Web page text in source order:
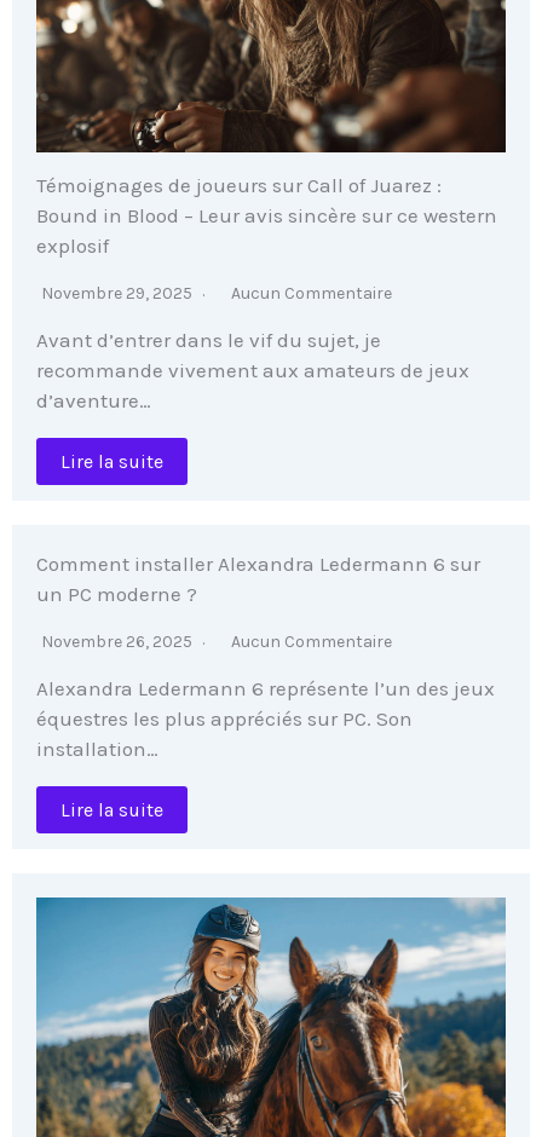
Témoignages de joueurs sur Call of Juarez :
Bound in Blood – Leur avis sincère sur ce western
explosif
Novembre 29, 2025 Aucun Commentaire
Avant d’entrer dans le vif du sujet, je
recommande vivement aux amateurs de jeux
d’aventure…
Lire la suite
Comment installer Alexandra Ledermann 6 sur
un PC moderne ?
Novembre 26, 2025 Aucun Commentaire
Alexandra Ledermann 6 représente l’un des jeux
équestres les plus appréciés sur PC. Son
installation…
Lire la suite